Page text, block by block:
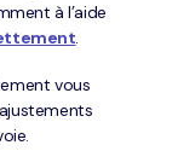
à l’aide
.
vous